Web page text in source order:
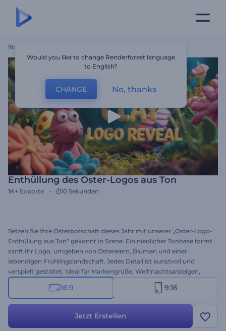
Startseite
Enthüllung des Oster-Logos aus Ton
1K+ Exporte 10 Sekunden
Setzen Sie Ihre Osterbotschaft dieses Jahr mit unserer „Oster-Logo-
Enthüllung aus Ton“ gekonnt in Szene. Ein niedlicher Tonhase formt
sanft Ihr Logo, umgeben von Ostereiern, Blumen und einer
lebendigen Frühlingslandschaft. Jedes Detail ist kunstvoll und
verspielt gestaltet. Ideal für Markengrüße, Weihnachtsanzeigen,
Social-Media-Posts und vieles mehr. Personalisieren Sie es ganz
einfach mit Ihrem Markennamen, Logo, Ihrer Osterbotschaft und
16:9 9:16
Jetzt Erstellen
Would you like to change Renderforest language
to English?
CHANGE No, thanks